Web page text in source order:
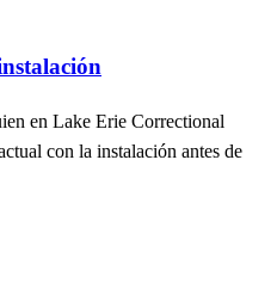
en Lake Erie Correctional
con la instalación antes de